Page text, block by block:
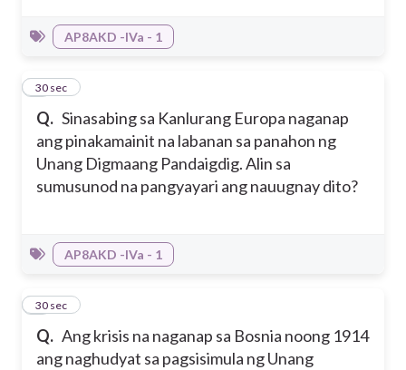
AP8AKD -IVa - 1
Q. Sinasabing sa Kanlurang Europa naganap
ang pinakamainit na labanan sa panahon ng
Unang Digmaang Pandaigdig. Alin sa
sumusunod na pangyayari ang nauugnay dito?
4
30 sec
AP8AKD -IVa - 1
Q. Ang krisis na naganap sa Bosnia noong 1914
ang naghudyat sa pagsisimula ng Unang
5
30 sec